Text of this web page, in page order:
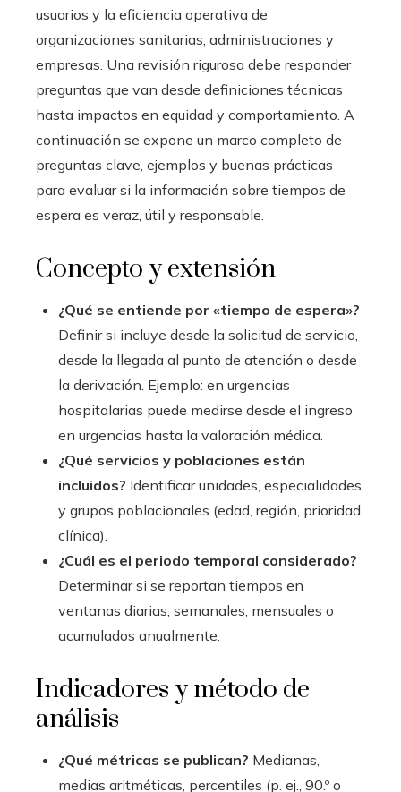
usuarios y la eficiencia operativa de
organizaciones sanitarias, administraciones y
empresas. Una revisión rigurosa debe responder
preguntas que van desde definiciones técnicas
hasta impactos en equidad y comportamiento. A
continuación se expone un marco completo de
preguntas clave, ejemplos y buenas prácticas
para evaluar si la información sobre tiempos de
espera es veraz, útil y responsable.
Concepto y extensión
¿Qué se entiende por «tiempo de espera»?
Definir si incluye desde la solicitud de servicio,
desde la llegada al punto de atención o desde
la derivación. Ejemplo: en urgencias
hospitalarias puede medirse desde el ingreso
en urgencias hasta la valoración médica.
¿Qué servicios y poblaciones están
incluidos? Identificar unidades, especialidades
y grupos poblacionales (edad, región, prioridad
clínica).
¿Cuál es el periodo temporal considerado?
Determinar si se reportan tiempos en
ventanas diarias, semanales, mensuales o
acumulados anualmente.
Indicadores y método de
análisis
¿Qué métricas se publican? Medianas,
medias aritméticas, percentiles (p. ej., 90.º o